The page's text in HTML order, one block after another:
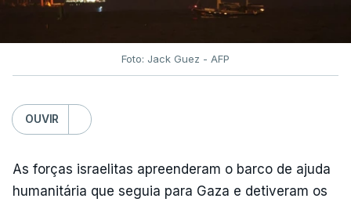
Foto: Jack Guez - AFP
OUVIR
As forças israelitas apreenderam o barco de ajuda
humanitária que seguia para Gaza e detiveram os